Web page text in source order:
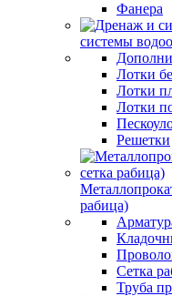
Фанера
системы
Лотки
Лотки
Лотки
Решетки
рабица)
Сетка
Труба